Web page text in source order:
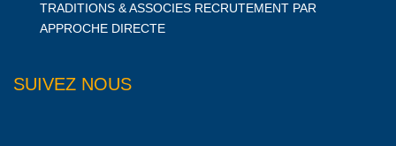
TRADITIONS & ASSOCIES RECRUTEMENT PAR
APPROCHE DIRECTE
SUIVEZ NOUS